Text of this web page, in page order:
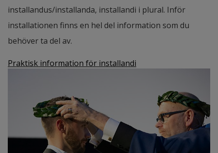
installandus/installanda, installandi i plural. Inför
installationen finns en hel del information som du
behöver ta del av.
Praktisk information för installandi